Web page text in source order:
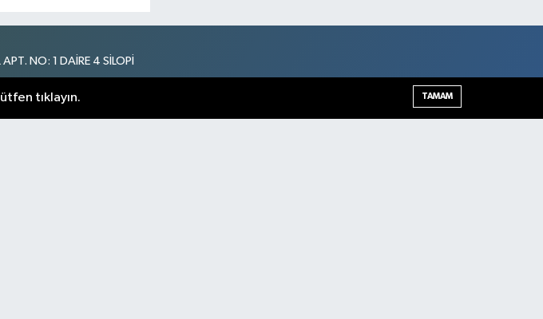
NO: 1 DAİRE 4 SİLOPİ
tıklayın. TAMAM